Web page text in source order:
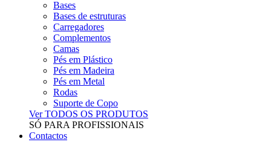
Bases
Bases de estruturas
Carregadores
Complementos
Camas
Pés em Plástico
Pés em Madeira
Pés em Metal
Rodas
Suporte de Copo
Ver TODOS OS PRODUTOS
SÓ PARA PROFISSIONAIS
Contactos